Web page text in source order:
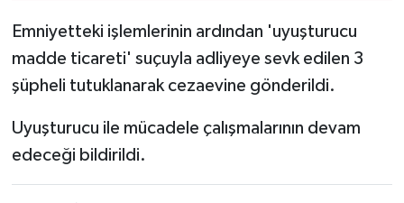
Emniyetteki işlemlerinin ardından 'uyuşturucu
madde ticareti' suçuyla adliyeye sevk edilen 3
şüpheli tutuklanarak cezaevine gönderildi.
Uyuşturucu ile mücadele çalışmalarının devam
edeceği bildirildi.